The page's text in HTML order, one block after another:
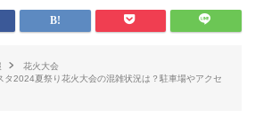
花火大会
タ2024夏祭り花火大会の混雑状況は？駐車場やアクセ